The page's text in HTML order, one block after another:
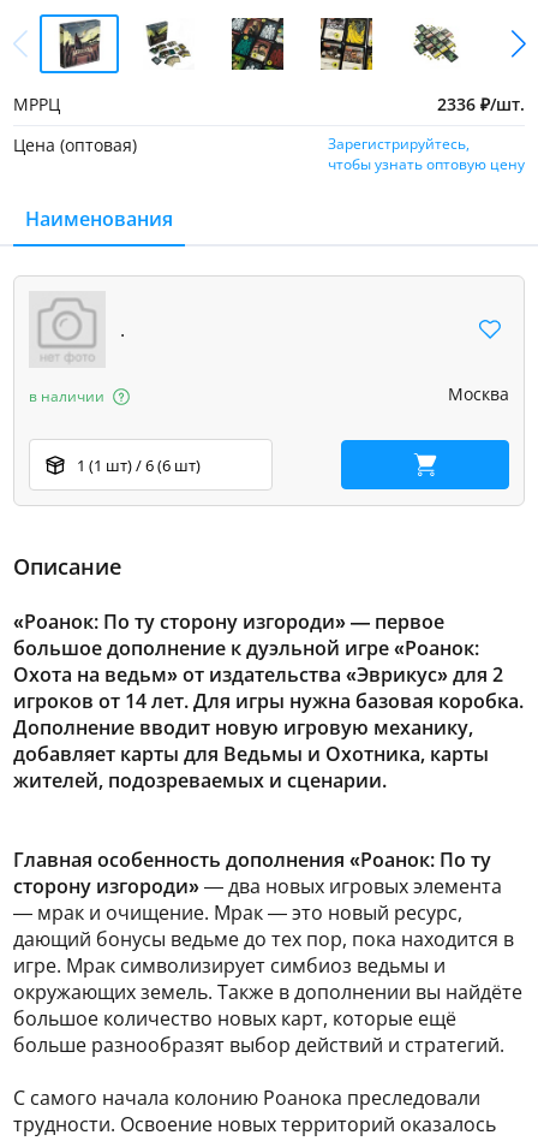
МРРЦ 2336 ₽/шт.
Цена (оптовая)
Зарегистрируйтесь,
чтобы узнать оптовую цену
Наименования
.
Москва
в наличии
1 (1 шт) / 6 (6 шт) В корзину
Описание
«Роанок: По ту сторону изгороди» — первое
большое дополнение к дуэльной игре «Роанок:
Охота на ведьм» от издательства «Эврикус» для 2
игроков от 14 лет. Для игры нужна базовая коробка.
Дополнение вводит новую игровую механику,
добавляет карты для Ведьмы и Охотника, карты
жителей, подозреваемых и сценарии.
Главная особенность дополнения «Роанок: По ту
сторону изгороди»— два новых игровых элемента
— мрак и очищение. Мрак — это новый ресурс,
дающий бонусы ведьме до тех пор, пока находится в
игре. Мрак символизирует симбиоз ведьмы и
окружающих земель. Также в дополнении вы найдёте
большое количество новых карт, которые ещё
больше разнообразят выбор действий и стратегий.
C самого начала колонию Роанока преследовали
трудности. Освоение новых территорий оказалось